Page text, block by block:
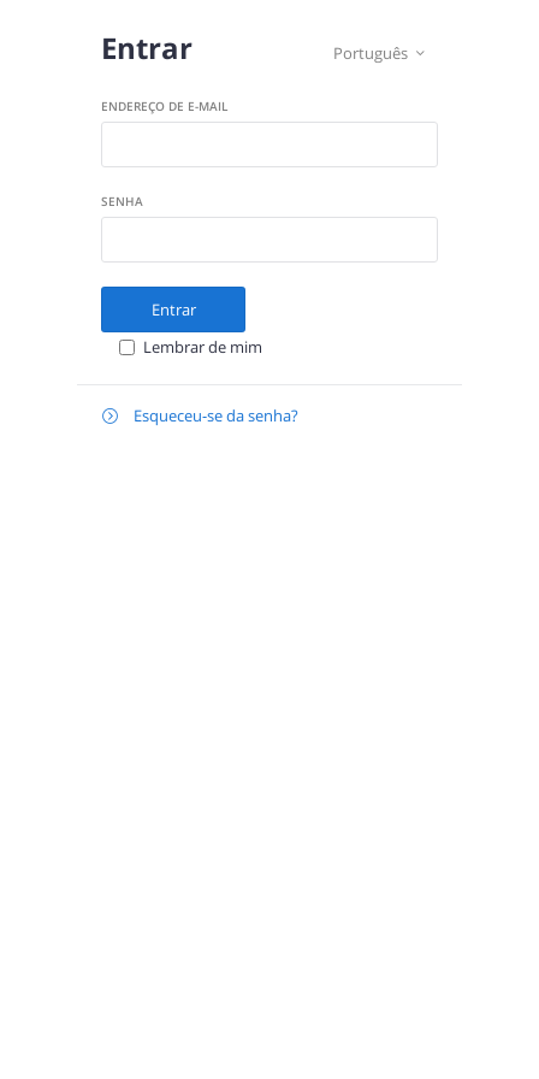
Português 
Entrar
ENDEREÇO DE E-MAIL
SENHA
Entrar
Lembrar de mim
 Esqueceu-se da senha?